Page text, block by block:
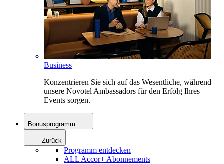
Business
Konzentrieren Sie sich auf das Wesentliche, während
unsere Novotel Ambassadors für den Erfolg Ihres
Events sorgen.
Bonusprogramm
Zurück
Programm entdecken
ALL Accor+ Abonnements